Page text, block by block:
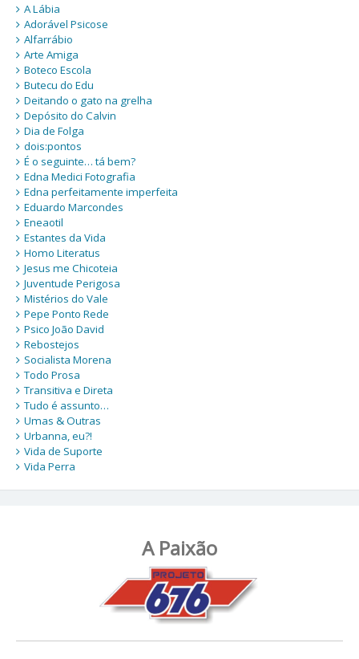
A Lábia
Adorável Psicose
Alfarrábio
Arte Amiga
Boteco Escola
Butecu do Edu
Deitando o gato na grelha
Depósito do Calvin
Dia de Folga
dois:pontos
É o seguinte… tá bem?
Edna Medici Fotografia
Edna perfeitamente imperfeita
Eduardo Marcondes
Eneaotil
Estantes da Vida
Homo Literatus
Jesus me Chicoteia
Juventude Perigosa
Mistérios do Vale
Pepe Ponto Rede
Psico João David
Rebostejos
Socialista Morena
Todo Prosa
Transitiva e Direta
Tudo é assunto…
Umas & Outras
Urbanna, eu?!
Vida de Suporte
Vida Perra
A Paixão